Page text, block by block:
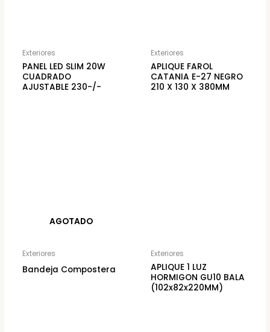
Exteriores
PANEL LED SLIM 20W
CUADRADO
AJUSTABLE 230-/-
Exteriores
APLIQUE FAROL
CATANIA E-27 NEGRO
210 X 130 X 380MM
AGOTADO
Exteriores
Bandeja Compostera
Exteriores
APLIQUE 1 LUZ
HORMIGON GU10 BALA
(102x82x220MM)